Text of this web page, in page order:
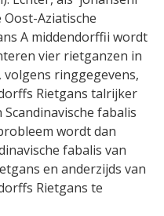
Aziatische
A middendorffii wordt
vier rietganzen in
volgens ringgegevens,
Rietgans talrijker
fabalis
wordt dan
fabalis van
en anderzijds van
Rietgans te